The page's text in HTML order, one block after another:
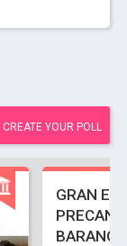
CREATE YOUR POLL
GRAN